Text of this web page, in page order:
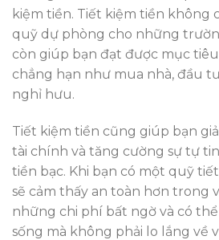
kiệm tiền. Tiết kiệm tiền không
quỹ dự phòng cho những
còn giúp bạn đạt được mục
chẳng hạn như mua nhà, đầu
nghỉ hưu.
Tiết kiệm tiền cũng giúp bạn
tài chính và tăng cường sự tự
tiền bạc. Khi bạn có một quỹ
sẽ cảm thấy an toàn hơn trong
những chi phí bất ngờ và có
sống mà không phải lo lắng về